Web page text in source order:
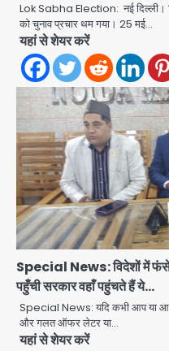
Lok Sabha Election: नई दिल्ली।
को चुनाव प्रचार थम गया। 25 मई…
यहां से शेयर करें
Special News: विदेशों में फंसे
पहुँची सरकार वहाँ पहुंचते हैं ये…
Special News: यदि कभी आप या
और गलत ऑफर लेटर या…
यहां से शेयर करें
2
Air
DGCA
3
रनवे पर
Avinash
4
पुणे में
हताहत
Team
5